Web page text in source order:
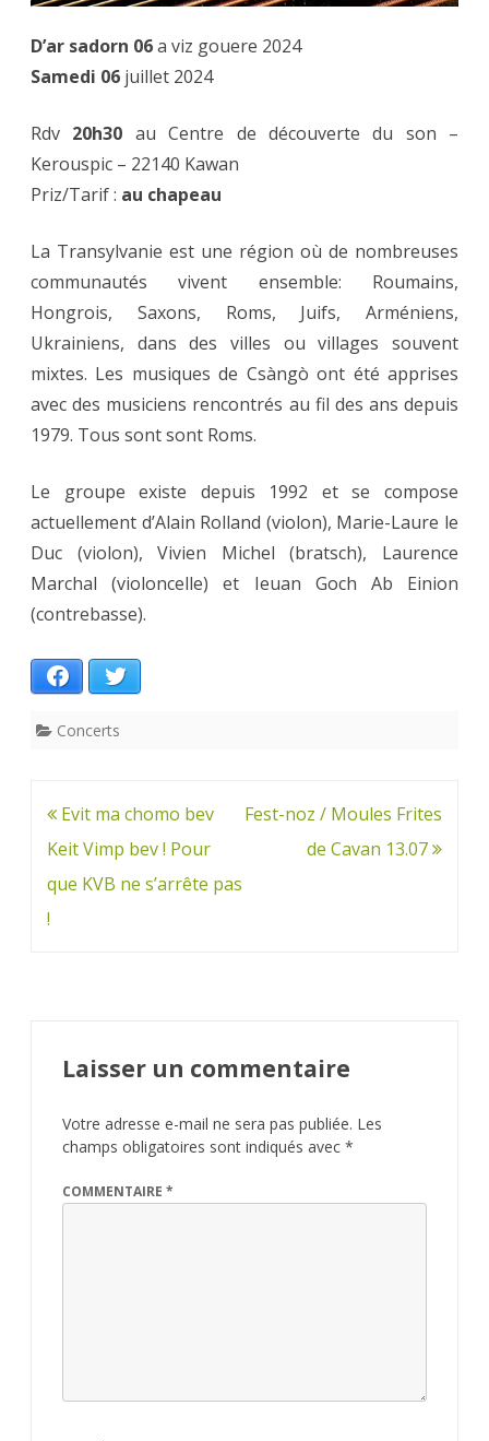
D’ar sadorn 06a viz gouere 2024
Samedi 06 juillet 2024
Rdv 20h30 au Centre de découverte du son –
Kerouspic – 22140 Kawan
Priz/Tarif : au chapeau
La Transylvanie est une région où de nombreuses
communautés vivent ensemble: Roumains,
Hongrois, Saxons, Roms, Juifs, Arméniens,
Ukrainiens, dans des villes ou villages souvent
mixtes. Les musiques de Csàngò ont été apprises
avec des musiciens rencontrés au fil des ans depuis
1979. Tous sont sont Roms.
Le groupe existe depuis 1992 et se compose
actuellement d’Alain Rolland (violon), Marie-Laure le
Duc (violon), Vivien Michel (bratsch), Laurence
Marchal (violoncelle) et Ieuan Goch Ab Einion
(contrebasse).
Facebook
Concerts
Navigation
de
l’article
Evit ma chomo bev
Keit Vimp bev ! Pour
que KVB ne s’arrête pas
!
Fest-noz / Moules Frites
de Cavan 13.07
Laisser un commentaire
Votre adresse e-mail ne sera pas publiée. Les
champs obligatoires sont indiqués avec *
COMMENTAIRE *